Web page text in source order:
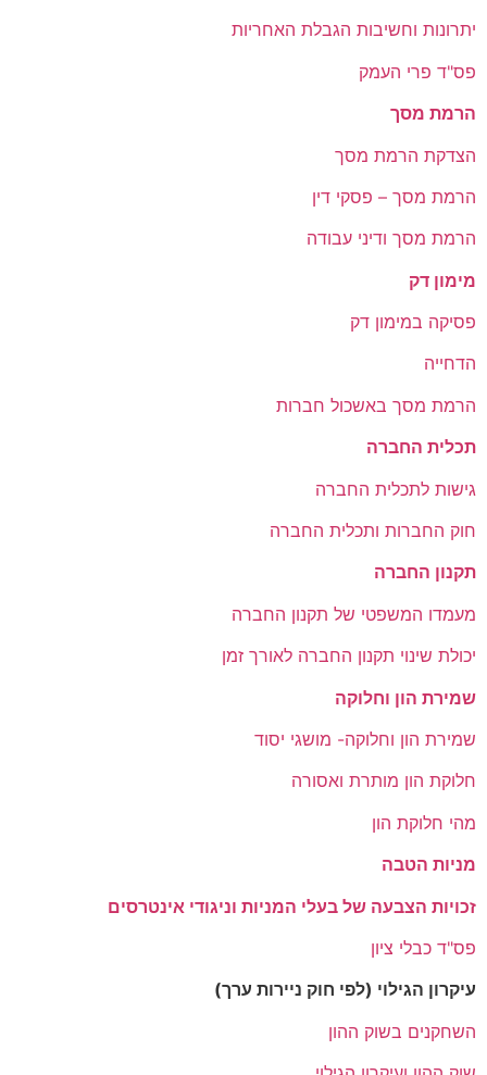
יתרונות וחשיבות הגבלת האחריות
פס"ד פרי העמק
הרמת מסך
הצדקת הרמת מסך
הרמת מסך – פסקי דין
הרמת מסך ודיני עבודה
מימון דק
פסיקה במימון דק
הדחייה
הרמת מסך באשכול חברות
תכלית החברה
גישות לתכלית החברה
חוק החברות ותכלית החברה
תקנון החברה
מעמדו המשפטי של תקנון החברה
יכולת שינוי תקנון החברה לאורך זמן
שמירת הון וחלוקה
שמירת הון וחלוקה- מושגי יסוד
חלוקת הון מותרת ואסורה
מהי חלוקת הון
מניות הטבה
זכויות הצבעה של בעלי המניות וניגודי אינטרסים
פס"ד כבלי ציון
עיקרון הגילוי (לפי חוק ניירות ערך)
השחקנים בשוק ההון